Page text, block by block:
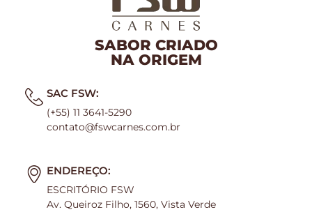
SABOR CRIADO
NA ORIGEM
SAC FSW:
(+55) 11 3641-5290
contato@fswcarnes.com.br
ENDEREÇO:
ESCRITÓRIO FSW
Av. Queiroz Filho, 1560, Vista Verde